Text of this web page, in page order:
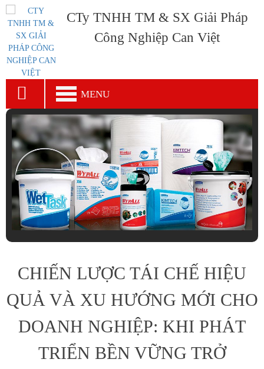
CTy TNHH TM & SX Giải Pháp
Công Nghiệp Can Việt
MENU
CHIẾN LƯỢC TÁI CHẾ HIỆU
QUẢ VÀ XU HƯỚNG MỚI CHO
DOANH NGHIỆP: KHI PHÁT
TRIỂN BỀN VỮNG TRỞ